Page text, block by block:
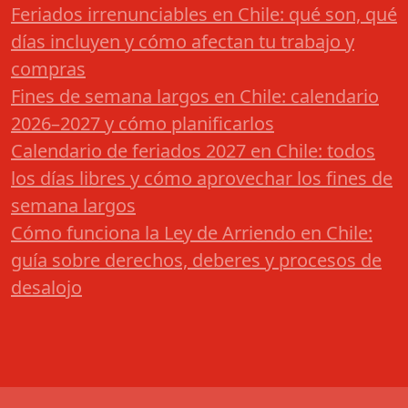
Feriados irrenunciables en Chile: qué son, qué
días incluyen y cómo afectan tu trabajo y
compras
Fines de semana largos en Chile: calendario
2026–2027 y cómo planificarlos
Calendario de feriados 2027 en Chile: todos
los días libres y cómo aprovechar los fines de
semana largos
Cómo funciona la Ley de Arriendo en Chile:
guía sobre derechos, deberes y procesos de
desalojo